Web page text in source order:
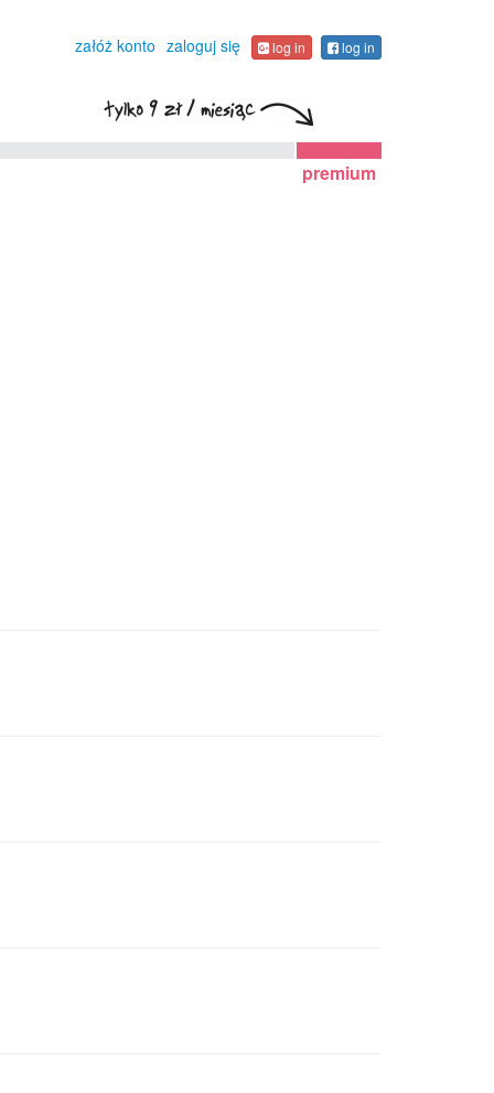
załóż konto zaloguj się log in log in
premium